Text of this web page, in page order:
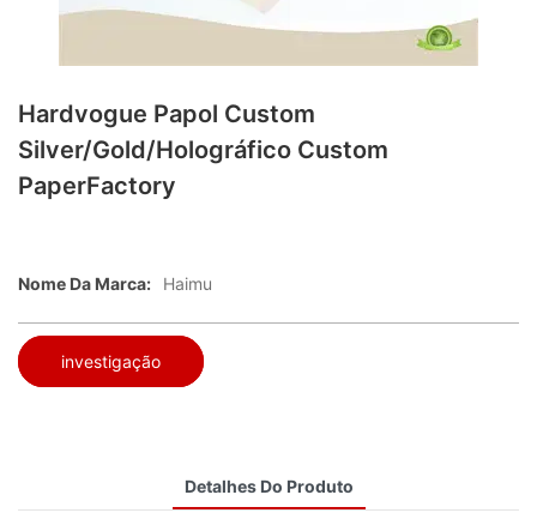
Hardvogue Papol Custom
Silver/Gold/Holográfico Custom
PaperFactory
Nome Da Marca: Haimu
investigação
Detalhes Do Produto